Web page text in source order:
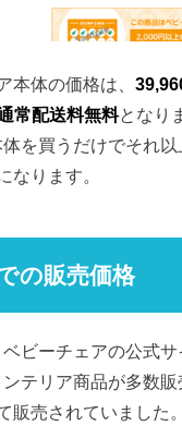
本体の価格は、
常配送料無料となり
を買うだけでそれ
なります。
の販売価格
ビーチェアの公式サ
テリア商品が多数
売されていました。